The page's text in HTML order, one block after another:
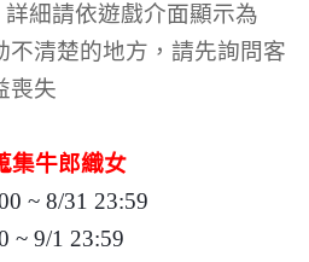
細請依遊戲介面顯示為
不清楚的地方，請先詢問客
喪失
集牛郎織女
~ 8/31 23:59
~ 9/1 23:59